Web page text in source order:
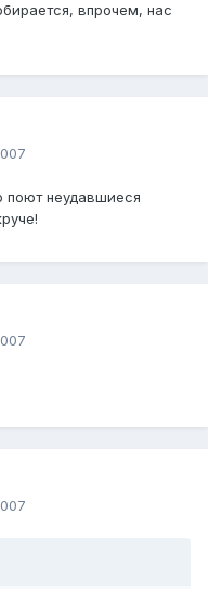
впрочем, нас
поют неудавшиеся